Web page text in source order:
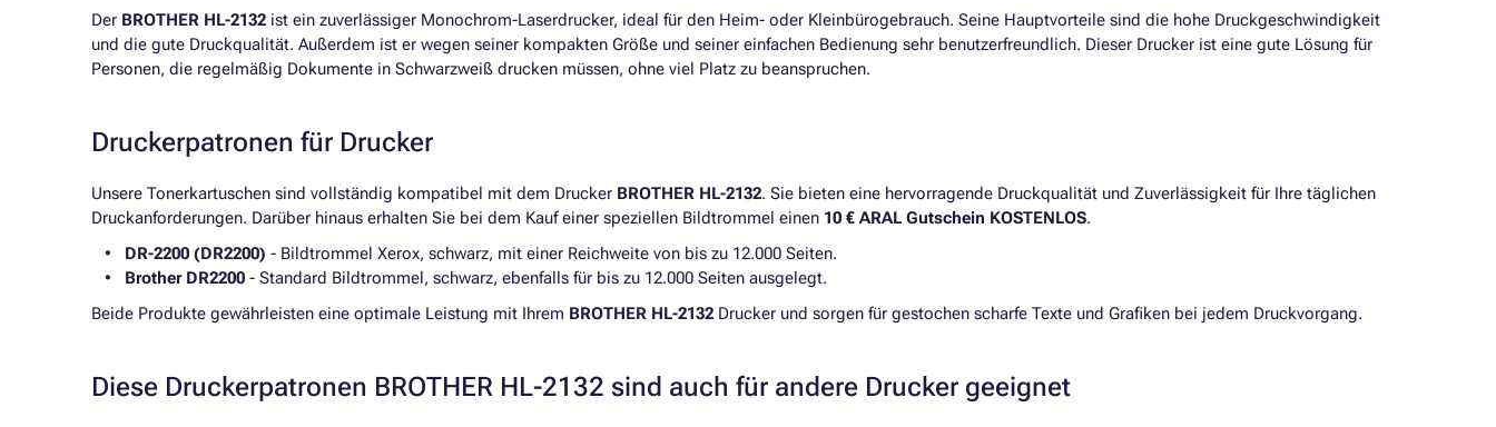
Der BROTHER HL-2132 ist ein zuverlässiger Monochrom-Laserdrucker, ideal für den Heim- oder Kleinbürogebrauch. Seine Hauptvorteile sind die hohe Druckgeschwindigkeit
und die gute Druckqualität. Außerdem ist er wegen seiner kompakten Größe und seiner einfachen Bedienung sehr benutzerfreundlich. Dieser Drucker ist eine gute Lösung für
Personen, die regelmäßig Dokumente in Schwarzweiß drucken müssen, ohne viel Platz zu beanspruchen.
Druckerpatronen für Drucker
Unsere Tonerkartuschen sind vollständig kompatibel mit dem Drucker BROTHER HL-2132. Sie bieten eine hervorragende Druckqualität und Zuverlässigkeit für Ihre täglichen
Druckanforderungen. Darüber hinaus erhalten Sie bei dem Kauf einer speziellen Bildtrommel einen 10 € ARAL Gutschein KOSTENLOS.
DR-2200 (DR2200) - Bildtrommel Xerox, schwarz, mit einer Reichweite von bis zu 12.000 Seiten.
Brother DR2200 - Standard Bildtrommel, schwarz, ebenfalls für bis zu 12.000 Seiten ausgelegt.
Beide Produkte gewährleisten eine optimale Leistung mit Ihrem BROTHER HL-2132 Drucker und sorgen für gestochen scharfe Texte und Grafiken bei jedem Druckvorgang.
Diese Druckerpatronen BROTHER HL-2132 sind auch für andere Drucker geeignet